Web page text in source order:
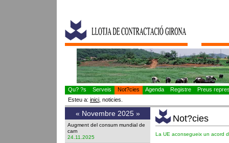
Qu? ?s Serveis Not?cies Agenda Registre
Preus
Esteu a: inici , noticies.
« Novembre 2025 »
Augment del consum mundial de
carn
24.11.2025
Not?cies
La UE aconsegueix un acord